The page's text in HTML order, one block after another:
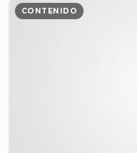
CONTENIDO